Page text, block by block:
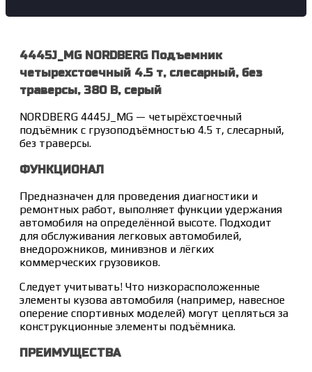
4445J_MG NORDBERG Подъемник
четырехстоечный 4.5 т, слесарный, без
траверсы, 380 В, серый
NORDBERG 4445J_MG — четырёхстоечный
подъёмник с грузоподъёмностью 4.5 т, слесарный,
без траверсы.
ФУНКЦИОНАЛ
Предназначен для проведения диагностики и
ремонтных работ, выполняет функции удержания
автомобиля на определённой высоте. Подходит
для обслуживания легковых автомобилей,
внедорожников, минивэнов и лёгких
коммерческих грузовиков.
Следует учитывать! Что низкорасположенные
элементы кузова автомобиля (например, навесное
оперение спортивных моделей) могут цепляться за
конструкционные элементы подъёмника.
ПРЕИМУЩЕСТВА